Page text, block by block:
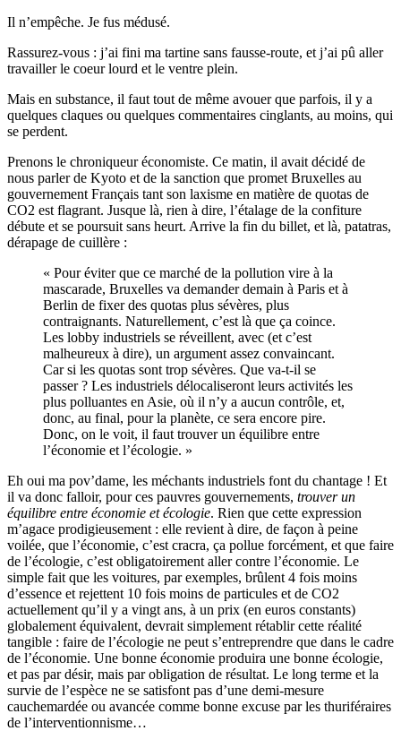
Il n’empêche. Je fus médusé.
Rassurez-vous : j’ai fini ma tartine sans fausse-route, et j’ai pû aller
travailler le coeur lourd et le ventre plein.
Mais en substance, il faut tout de même avouer que parfois, il y a
quelques claques ou quelques commentaires cinglants, au moins, qui
se perdent.
Prenons le chroniqueur économiste. Ce matin, il avait décidé de
nous parler de Kyoto et de la sanction que promet Bruxelles au
gouvernement Français tant son laxisme en matière de quotas de
CO2 est flagrant. Jusque là, rien à dire, l’étalage de la confiture
débute et se poursuit sans heurt. Arrive la fin du billet, et là, patatras,
dérapage de cuillère :
« Pour éviter que ce marché de la pollution vire à la
mascarade, Bruxelles va demander demain à Paris et à
Berlin de fixer des quotas plus sévères, plus
contraignants. Naturellement, c’est là que ça coince.
Les lobby industriels se réveillent, avec (et c’est
malheureux à dire), un argument assez convaincant.
Car si les quotas sont trop sévères. Que va-t-il se
passer ? Les industriels délocaliseront leurs activités les
plus polluantes en Asie, où il n’y a aucun contrôle, et,
donc, au final, pour la planète, ce sera encore pire.
Donc, on le voit, il faut trouver un équilibre entre
l’économie et l’écologie. »
Eh oui ma pov’dame, les méchants industriels font du chantage ! Et
il va donc falloir, pour ces pauvres gouvernements, trouver un
équilibre entre économie et écologie. Rien que cette expression
m’agace prodigieusement : elle revient à dire, de façon à peine
voilée, que l’économie, c’est cracra, ça pollue forcément, et que faire
de l’écologie, c’est obligatoirement aller contre l’économie. Le
simple fait que les voitures, par exemples, brûlent 4 fois moins
d’essence et rejettent 10 fois moins de particules et de CO2
actuellement qu’il y a vingt ans, à un prix (en euros constants)
globalement équivalent, devrait simplement rétablir cette réalité
tangible : faire de l’écologie ne peut s’entreprendre que dans le cadre
de l’économie. Une bonne économie produira une bonne écologie,
et pas par désir, mais par obligation de résultat. Le long terme et la
survie de l’espèce ne se satisfont pas d’une demi-mesure
cauchemardée ou avancée comme bonne excuse par les thuriféraires
de l’interventionnisme…